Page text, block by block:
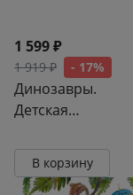
1 599 ₽
1 919 ₽ - 17%
Динозавры.
Детская
коробке)
В корзину